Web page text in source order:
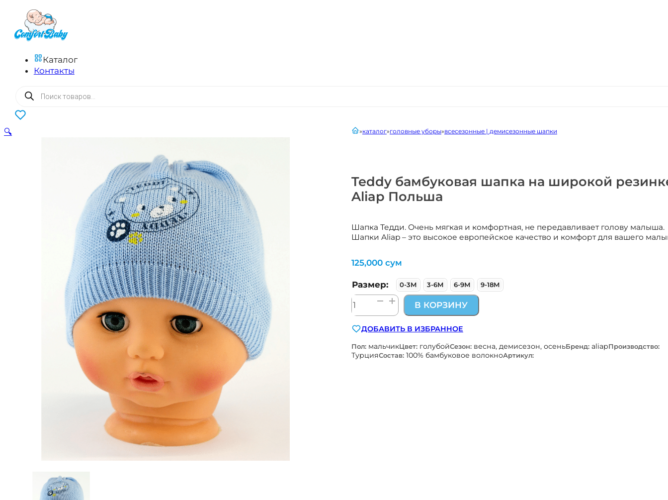
Каталог
Контакты
Поиск
товаров
0
Teddy бамбуковая шапка на широкой
Aliap Польша
Шапка Тедди. Очень мягкая и комфортная, не передавливает голову малыша.
Шапки Aliap – это высокое европейское качество и комфорт для вашего
главнаякаталог головные уборы всесезонные | демисезонные шапки
125,000 сум
Размер: 0-3М 3-6М 6-9М 9-18М
Количество
товара
бамбуковая
шапка
на
В КОРЗИНУ
ДОБАВИТЬ В ИЗБРАННОЕ
Пол: мальчикЦвет: голубойСезон: весна, демисезон, осеньБренд: aliapПроизводство:
ТурцияСостав: 100% бамбуковое волокноАртикул:
🔍